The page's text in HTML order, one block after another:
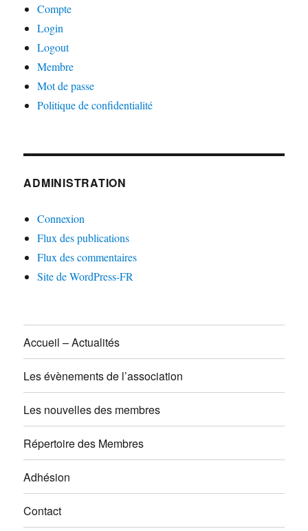
Compte
Login
Logout
Membre
Mot de passe
Politique de confidentialité
ADMINISTRATION
Connexion
Flux des publications
Flux des commentaires
Site de WordPress-FR
Accueil – Actualités
Les évènements de l’association
Les nouvelles des membres
Répertoire des Membres
Adhésion
Contact